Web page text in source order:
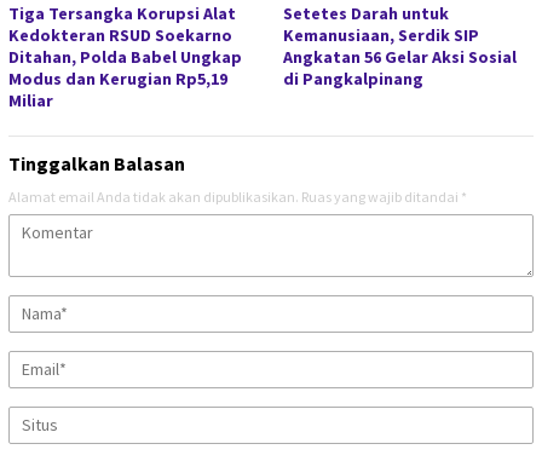
Tiga Tersangka Korupsi Alat
Kedokteran RSUD Soekarno
Ditahan, Polda Babel Ungkap
Modus dan Kerugian Rp5,19
Miliar
Setetes Darah untuk
Kemanusiaan, Serdik SIP
Angkatan 56 Gelar Aksi Sosial
di Pangkalpinang
Tinggalkan Balasan
Alamat email Anda tidak akan dipublikasikan. Ruas yang wajib ditandai *